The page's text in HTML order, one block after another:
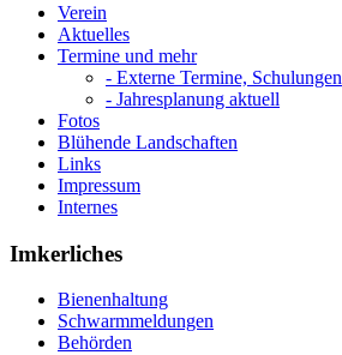
Verein
Aktuelles
Termine und mehr
- Externe Termine, Schulungen
- Jahresplanung aktuell
Fotos
Blühende Landschaften
Links
Impressum
Internes
Imkerliches
Bienenhaltung
Schwarmmeldungen
Behörden